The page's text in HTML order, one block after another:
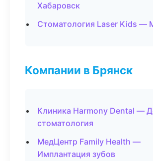
Хабаровск
Стоматология Laser Kids —
Компании в Брянск
Клиника Harmony Dental —
стоматология
МедЦентр Family Health —
Имплантация зубов